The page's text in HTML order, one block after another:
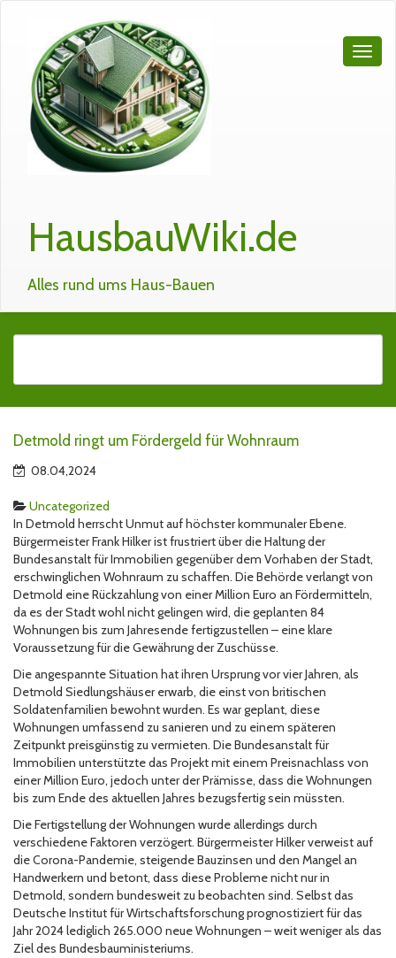
HausbauWiki.de
Alles rund ums Haus-Bauen
Detmold ringt um Fördergeld für Wohnraum
08.04,2024
Uncategorized
In Detmold herrscht Unmut auf höchster kommunaler Ebene.
Bürgermeister Frank Hilker ist frustriert über die Haltung der
Bundesanstalt für Immobilien gegenüber dem Vorhaben der Stadt,
erschwinglichen Wohnraum zu schaffen. Die Behörde verlangt von
Detmold eine Rückzahlung von einer Million Euro an Fördermitteln,
da es der Stadt wohl nicht gelingen wird, die geplanten 84
Wohnungen bis zum Jahresende fertigzustellen – eine klare
Voraussetzung für die Gewährung der Zuschüsse.
Die angespannte Situation hat ihren Ursprung vor vier Jahren, als
Detmold Siedlungshäuser erwarb, die einst von britischen
Soldatenfamilien bewohnt wurden. Es war geplant, diese
Wohnungen umfassend zu sanieren und zu einem späteren
Zeitpunkt preisgünstig zu vermieten. Die Bundesanstalt für
Immobilien unterstützte das Projekt mit einem Preisnachlass von
einer Million Euro, jedoch unter der Prämisse, dass die Wohnungen
bis zum Ende des aktuellen Jahres bezugsfertig sein müssten.
Die Fertigstellung der Wohnungen wurde allerdings durch
verschiedene Faktoren verzögert. Bürgermeister Hilker verweist auf
die Corona-Pandemie, steigende Bauzinsen und den Mangel an
Handwerkern und betont, dass diese Probleme nicht nur in
Detmold, sondern bundesweit zu beobachten sind. Selbst das
Deutsche Institut für Wirtschaftsforschung prognostiziert für das
Jahr 2024 lediglich 265.000 neue Wohnungen – weit weniger als das
Ziel des Bundesbauministeriums.